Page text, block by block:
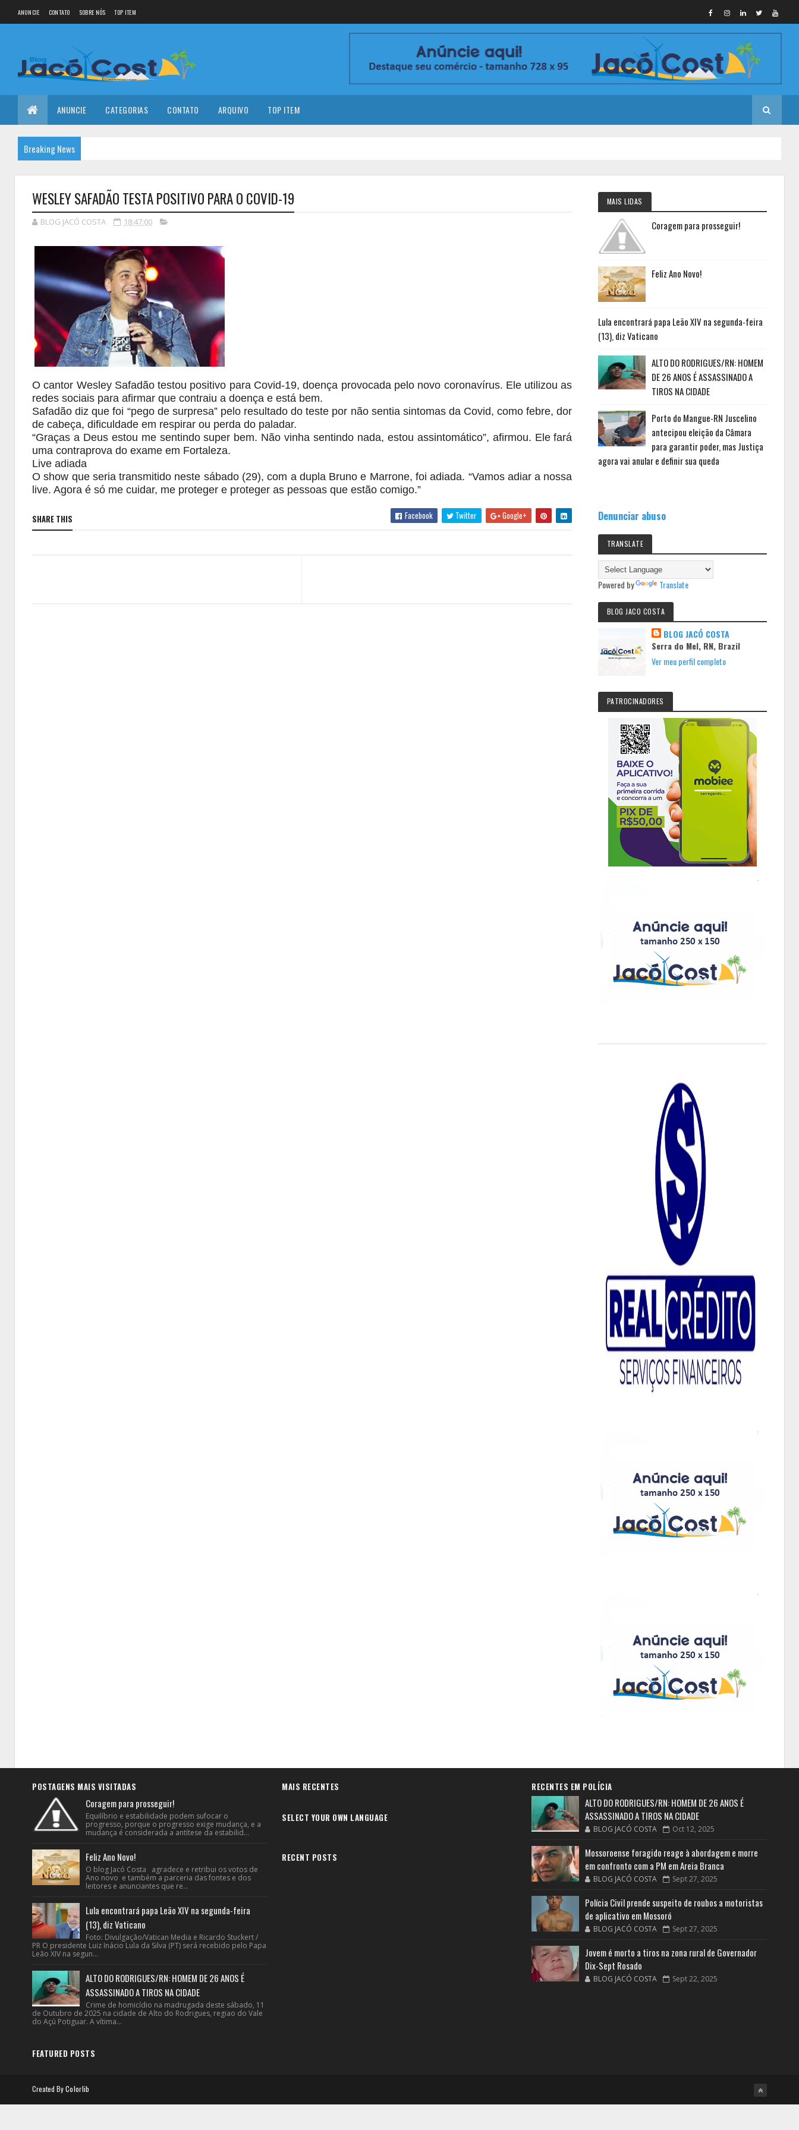
ANUNCIE CONTATO SOBRE NÓS TOP ITEM
ANUNCIE CATEGORIAS CONTATO ARQUIVO TOP ITEM
Breaking News
WESLEY SAFADÃO TESTA POSITIVO PARA O COVID-19
BLOG JACÓ COSTA 18:47:00
O cantor Wesley Safadão testou positivo para Covid-19, doença provocada pelo novo coronavírus. Ele utilizou as
redes sociais para afirmar que contraiu a doença e está bem.
Safadão diz que foi “pego de surpresa” pelo resultado do teste por não sentia sintomas da Covid, como febre, dor
de cabeça, dificuldade em respirar ou perda do paladar.
“Graças a Deus estou me sentindo super bem. Não vinha sentindo nada, estou assintomático”, afirmou. Ele fará
uma contraprova do exame em Fortaleza.
Live adiada
O show que seria transmitido neste sábado (29), com a dupla Bruno e Marrone, foi adiada. “Vamos adiar a nossa
live. Agora é só me cuidar, me proteger e proteger as pessoas que estão comigo.”
SHARE THIS Facebook Twitter Google+
MAIS LIDAS
Coragem para prosseguir!
Feliz Ano Novo!
Lula encontrará papa Leão XIV na segunda-feira
(13), diz Vaticano
ALTO DO RODRIGUES/RN: HOMEM
DE 26 ANOS É ASSASSINADO A
TIROS NA CIDADE
Porto do Mangue-RN Juscelino
antecipou eleição da Câmara
para garantir poder, mas Justiça
agora vai anular e definir sua queda
Denunciar abuso
TRANSLATE
Powered by Translate
BLOG JACO COSTA
BLOG JACÓ COSTA
Serra do Mel, RN, Brazil
Ver meu perfil completo
PATROCINADORES
POSTAGENS MAIS VISITADAS
Coragem para prosseguir!
Equilíbrio e estabilidade podem sufocar o
progresso, porque o progresso exige mudança, e a
mudança é considerada a antítese da estabilid...
Feliz Ano Novo!
O blog Jacó Costa agradece e retribui os votos de
Ano novo e também a parceria das fontes e dos
leitores e anunciantes que re...
Lula encontrará papa Leão XIV na segunda-feira
(13), diz Vaticano
Foto: Divulgação/Vatican Media e Ricardo Stuckert /
PR O presidente Luiz Inácio Lula da Silva (PT) será recebido pelo Papa
Leão XIV na segun...
ALTO DO RODRIGUES/RN: HOMEM DE 26 ANOS É
ASSASSINADO A TIROS NA CIDADE
Crime de homicídio na madrugada deste sábado, 11
de Outubro de 2025 na cidade de Alto do Rodrigues, regiao do Vale
do Açú Potiguar. A vítima...
FEATURED POSTS
MAIS RECENTES
SELECT YOUR OWN LANGUAGE
RECENT POSTS
RECENTES EM POLÍCIA
ALTO DO RODRIGUES/RN: HOMEM DE 26 ANOS É
ASSASSINADO A TIROS NA CIDADE
BLOG JACÓ COSTA Oct 12, 2025
Mossoroense foragido reage à abordagem e morre
em confronto com a PM em Areia Branca
BLOG JACÓ COSTA Sept 27, 2025
Polícia Civil prende suspeito de roubos a motoristas
de aplicativo em Mossoró
BLOG JACÓ COSTA Sept 27, 2025
Jovem é morto a tiros na zona rural de Governador
Dix-Sept Rosado
BLOG JACÓ COSTA Sept 22, 2025
Created ByColorlib